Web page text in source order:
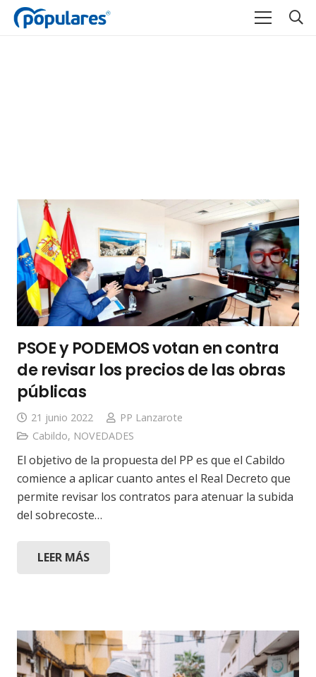
PSOE y PODEMOS votan en contra
de revisar los precios de las obras
públicas
21 junio 2022
PP Lanzarote
Cabildo, NOVEDADES
El objetivo de la propuesta del PP es que el Cabildo
comience a aplicar cuanto antes el Real Decreto que
permite revisar los contratos para atenuar la subida
del sobrecoste…
LEER MÁS